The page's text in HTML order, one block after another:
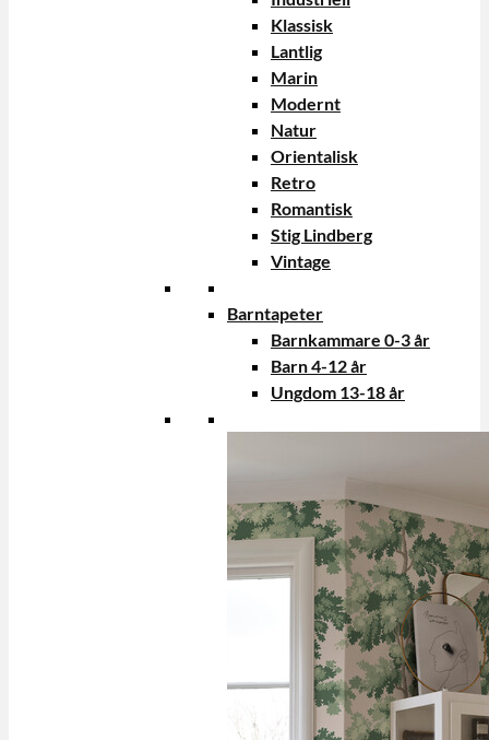
Klassisk
Lantlig
Marin
Modernt
Natur
Orientalisk
Retro
Romantisk
Stig Lindberg
Vintage
Barntapeter
Barnkammare 0-3 år
Barn 4-12 år
Ungdom 13-18 år